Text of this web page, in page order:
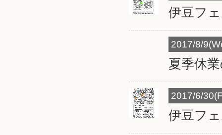
伊豆フ
2017/8/
夏季休
2017/6/
伊豆フ